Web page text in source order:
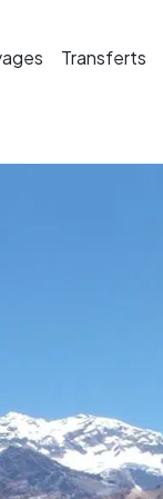
Transferts